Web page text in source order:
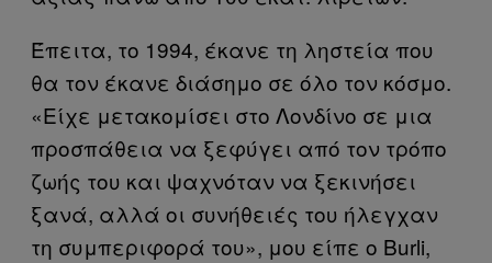
Έπειτα, το 1994, έκανε τη ληστεία που
θα τον έκανε διάσημο σε όλο τον κόσμο.
«Είχε μετακομίσει στο Λονδίνο σε μια
προσπάθεια να ξεφύγει από τον τρόπο
ζωής του και ψαχνόταν να ξεκινήσει
ξανά, αλλά οι συνήθειές του ήλεγχαν
τη συμπεριφορά του», μου είπε ο Burli,